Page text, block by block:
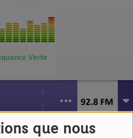
que nous
HEROS
EMILIE
- Piscine